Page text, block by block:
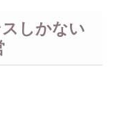
しかない